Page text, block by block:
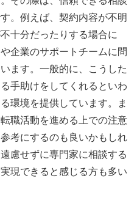
。例えば、契約内容が不明
十分だったりする場合に
企業のサポートチームに問
ます。一般的に、こうした
手助けをしてくれるといわ
環境を提供しています。ま
職活動を進める上での注意
考にするのも良いかもしれ
慮せずに専門家に相談する
現できると感じる方も多い